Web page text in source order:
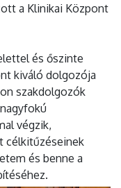
a Klinikai Központ
és őszinte
kiváló dolgozója
szakdolgozók
végzik,
célkitűzéseinek
és benne a